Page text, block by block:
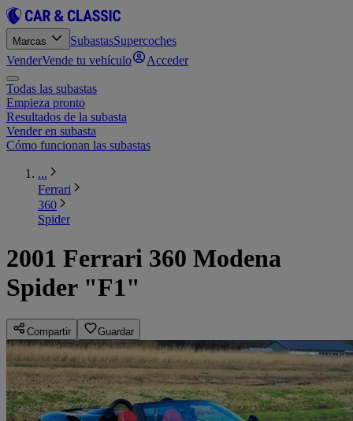
Marcas SubastasSupercoches
VenderVende tu vehículo Acceder
Todas las subastas
Empieza pronto
Resultados de la subasta
Vender en subasta
Cómo funcionan las subastas
...
Ferrari
360
Spider
2001 Ferrari 360 Modena
Spider "F1"
Compartir Guardar